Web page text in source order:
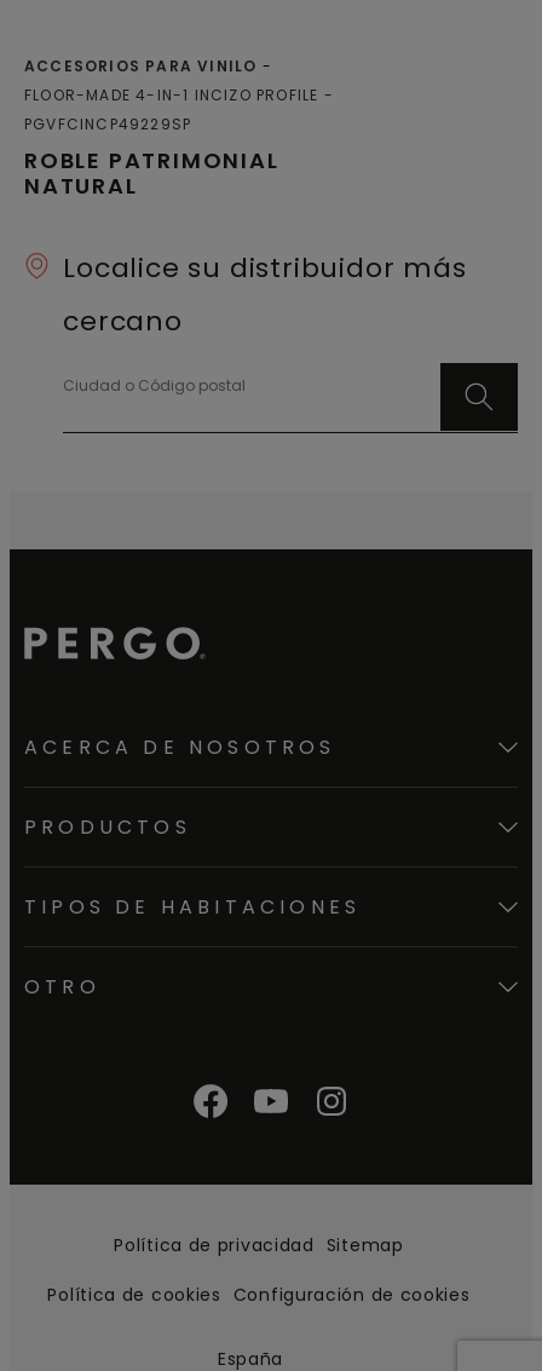
ROBLE PATRIMONIAL
NATURAL
ACCESORIOS PARA VINILO
FLOOR-MADE 4-IN-1 INCIZO PROFILE
PGVFCINCP49229SP
Localice su distribuidor más
cercano
Ciudad o Código postal
ACERCA DE NOSOTROS
PRODUCTOS
TIPOS DE HABITACIONES
OTRO
Política de privacidad Sitemap
Política de cookies Configuración de cookies
España